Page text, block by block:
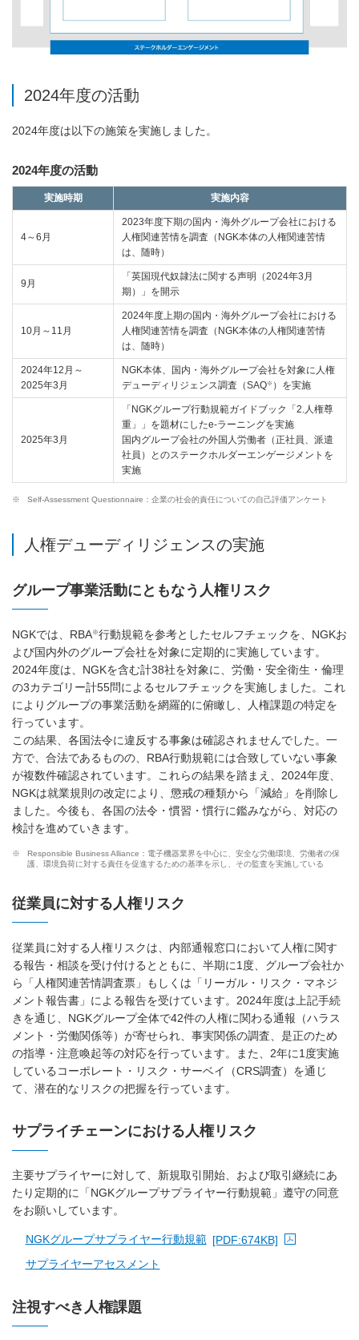
2024年度の活動
2024年度は以下の施策を実施しました。
2024年度の活動
実施時期 実施内容
4～6月
2023年度下期の国内・海外グループ会社における
人権関連苦情を調査（NGK本体の人権関連苦情
は、随時）
9月
「英国現代奴隷法に関する声明（2024年3月
期）」を開示
10月～11月
2024年度上期の国内・海外グループ会社における
人権関連苦情を調査（NGK本体の人権関連苦情
は、随時）
2024年12月～
2025年3月
NGK本体、国内・海外グループ会社を対象に人権
デューディリジェンス調査（SAQ※ ）を実施
2025年3月
「NGKグループ行動規範ガイドブック「2.人権尊
重」」を題材にしたe-ラーニングを実施
国内グループ会社の外国人労働者（正社員、派遣
社員）とのステークホルダーエンゲージメントを
実施
※ Self-Assessment Questionnaire：企業の社会的責任についての自己評価アンケート
人権デューディリジェンスの実施
グループ事業活動にともなう人権リスク
NGKでは、RBA※行動規範を参考としたセルフチェックを、NGKお
よび国内外のグループ会社を対象に定期的に実施しています。
2024年度は、NGKを含む計38社を対象に、労働・安全衛生・倫理
の3カテゴリー計55問によるセルフチェックを実施しました。これ
によりグループの事業活動を網羅的に俯瞰し、人権課題の特定を
行っています。
この結果、各国法令に違反する事象は確認されませんでした。一
方で、合法であるものの、RBA行動規範には合致していない事象
が複数件確認されています。これらの結果を踏まえ、2024年度、
NGKは就業規則の改定により、懲戒の種類から「減給」を削除し
ました。今後も、各国の法令・慣習・慣行に鑑みながら、対応の
検討を進めていきます。
※
Responsible Business Alliance：電子機器業界を中心に、安全な労働環境、労働者の保
護、環境負荷に対する責任を促進するための基準を示し、その監査を実施している
従業員に対する人権リスク
従業員に対する人権リスクは、内部通報窓口において人権に関す
る報告・相談を受け付けるとともに、半期に1度、グループ会社か
ら「人権関連苦情調査票」もしくは「リーガル・リスク・マネジ
メント報告書」による報告を受けています。2024年度は上記手続
きを通じ、NGKグループ全体で42件の人権に関わる通報（ハラス
メント・労働関係等）が寄せられ、事実関係の調査、是正のため
の指導・注意喚起等の対応を行っています。また、2年に1度実施
しているコーポレート・リスク・サーベイ（CRS調査）を通じ
て、潜在的なリスクの把握を行っています。
サプライチェーンにおける人権リスク
主要サプライヤーに対して、新規取引開始、および取引継続にあ
たり定期的に「NGKグループサプライヤー行動規範」遵守の同意
をお願いしています。
NGKグループサプライヤー行動規範 [PDF:674KB]
PDFファイルが新規ウィンドウで開きます
サプライヤーアセスメント
注視すべき人権課題